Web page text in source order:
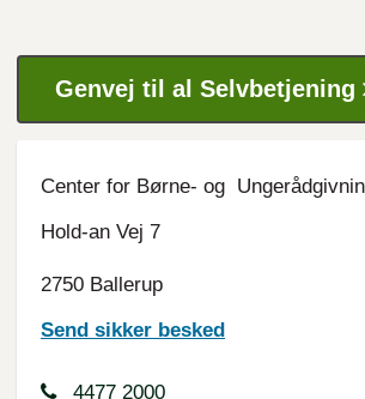
Genvej til al Selvbetjening
Center for Børne- og
Hold-an Vej 7
2750 Ballerup
Send sikker besked
4477 2000